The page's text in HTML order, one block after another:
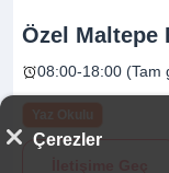
Özel Maltepe
08:00-18:00 (Tam
Çerezler